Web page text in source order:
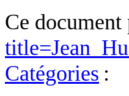
Ce
Catégories :